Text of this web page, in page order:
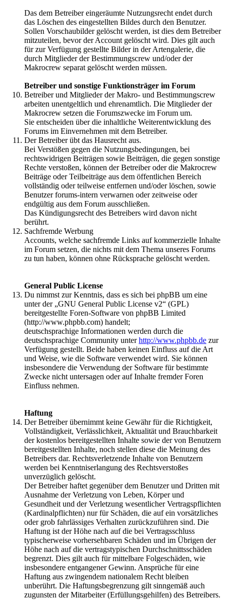
Das dem Betreiber eingeräumte Nutzungsrecht endet durch
das Löschen des eingestellten Bildes durch den Benutzer.
Sollen Vorschaubilder gelöscht werden, ist dies dem Betreiber
mitzuteilen, bevor der Account gelöscht wird. Dies gilt auch
für zur Verfügung gestellte Bilder in der Artengalerie, die
durch Mitglieder der Bestimmungscrew und/oder der
Makrocrew separat gelöscht werden müssen.
Betreiber und sonstige Funktionsträger im Forum
Betreiber und Mitglieder der Makro- und Bestimmungscrew
arbeiten unentgeltlich und ehrenamtlich. Die Mitglieder der
Makrocrew setzen die Forumszwecke im Forum um.
Sie entscheiden über die inhaltliche Weiterentwicklung des
Forums im Einvernehmen mit dem Betreiber.
Der Betreiber übt das Hausrecht aus.
Bei Verstößen gegen die Nutzungsbedingungen, bei
rechtswidrigen Beiträgen sowie Beiträgen, die gegen sonstige
Rechte verstoßen, können der Betreiber oder die Makrocrew
Beiträge oder Teilbeiträge aus dem öffentlichen Bereich
vollständig oder teilweise entfernen und/oder löschen, sowie
Benutzer forums-intern verwarnen oder zeitweise oder
endgültig aus dem Forum ausschließen.
Das Kündigungsrecht des Betreibers wird davon nicht
berührt.
Sachfremde Werbung
Accounts, welche sachfremde Links auf kommerzielle Inhalte
im Forum setzen, die nichts mit dem Thema unseres Forums
zu tun haben, können ohne Rücksprache gelöscht werden.
General Public License
Du nimmst zur Kenntnis, dass es sich bei phpBB um eine
unter der „GNU General Public License v2“ (GPL)
bereitgestellte Foren-Software von phpBB Limited
(http://www.phpbb.com) handelt;
deutschsprachige Informationen werden durch die
deutschsprachige Community unterhttp://www.phpbb.de zur
Verfügung gestellt. Beide haben keinen Einfluss auf die Art
und Weise, wie die Software verwendet wird. Sie können
insbesondere die Verwendung der Software für bestimmte
Zwecke nicht untersagen oder auf Inhalte fremder Foren
Einfluss nehmen.
Haftung
Der Betreiber übernimmt keine Gewähr für die Richtigkeit,
Vollständigkeit, Verlässlichkeit, Aktualität und Brauchbarkeit
der kostenlos bereitgestellten Inhalte sowie der von Benutzern
bereitgestellten Inhalte, noch stellen diese die Meinung des
Betreibers dar. Rechtsverletzende Inhalte von Benutzern
werden bei Kenntniserlangung des Rechtsverstoßes
unverzüglich gelöscht.
Der Betreiber haftet gegenüber dem Benutzer und Dritten mit
Ausnahme der Verletzung von Leben, Körper und
Gesundheit und der Verletzung wesentlicher Vertragspflichten
(Kardinalpflichten) nur für Schäden, die auf ein vorsätzliches
oder grob fahrlässiges Verhalten zurückzuführen sind. Die
Haftung ist der Höhe nach auf die bei Vertragsschluss
typischerweise vorhersehbaren Schäden und im Übrigen der
Höhe nach auf die vertragstypischen Durchschnittsschäden
begrenzt. Dies gilt auch für mittelbare Folgeschäden, wie
insbesondere entgangener Gewinn. Ansprüche für eine
Haftung aus zwingendem nationalem Recht bleiben
unberührt. Die Haftungsbegrenzung gilt sinngemäß auch
zugunsten der Mitarbeiter (Erfüllungsgehilfen) des Betreibers.